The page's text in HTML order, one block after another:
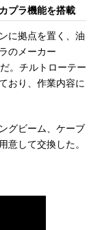
プラ機能を搭載
に拠点を置く、油
のメーカー
。チルトローテー
おり、作業内容に
グビーム、ケーブ
意して交換した。